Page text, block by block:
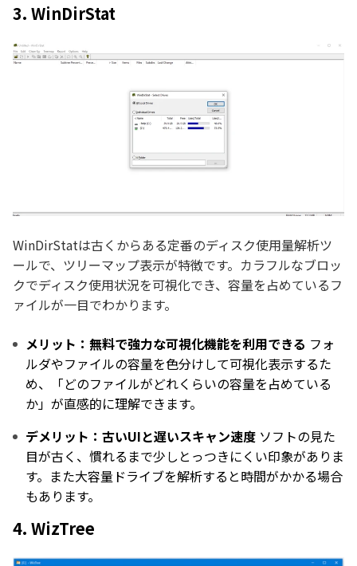
3. WinDirStat
WinDirStatは古くからある定番のディスク使用量解析ツ
ールで、ツリーマップ表示が特徴です。カラフルなブロッ
クでディスク使用状況を可視化でき、容量を占めているフ
ァイルが一目でわかります。
メリット：無料で強力な可視化機能を利用できる フォ
ルダやファイルの容量を色分けして可視化表示するた
め、「どのファイルがどれくらいの容量を占めている
か」が直感的に理解できます。
デメリット：古いUIと遅いスキャン速度 ソフトの見た
目が古く、慣れるまで少しとっつきにくい印象がありま
す。また大容量ドライブを解析すると時間がかかる場合
もあります。
4. WizTree